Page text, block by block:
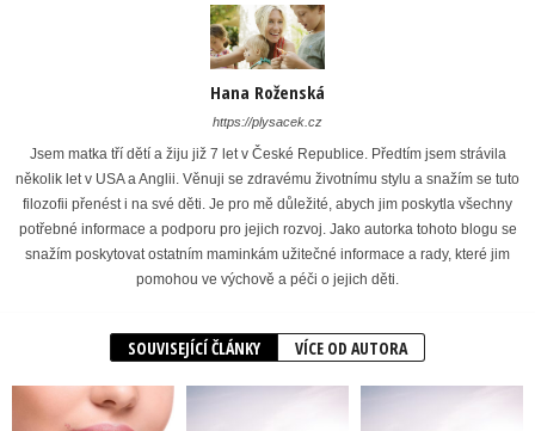
Hana Roženská
https://plysacek.cz
Jsem matka tří dětí a žiju již 7 let v České Republice. Předtím jsem strávila
několik let v USA a Anglii. Věnuji se zdravému životnímu stylu a snažím se tuto
filozofii přenést i na své děti. Je pro mě důležité, abych jim poskytla všechny
potřebné informace a podporu pro jejich rozvoj. Jako autorka tohoto blogu se
snažím poskytovat ostatním maminkám užitečné informace a rady, které jim
pomohou ve výchově a péči o jejich děti.
SOUVISEJÍCÍ ČLÁNKY VÍCE OD AUTORA